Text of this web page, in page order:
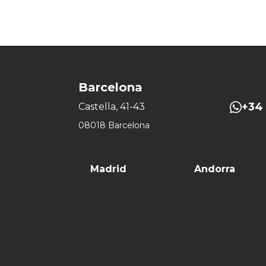
Barcelona
Castella, 41-43
08018 Barcelona
+34
Madrid Andorra